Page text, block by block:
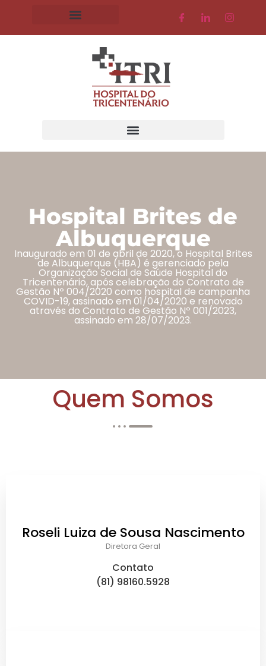
Hospital Brites de
Albuquerque
Inaugurado em 01 de abril de 2020, o Hospital Brites
de Albuquerque (HBA) é gerenciado pela
Organização Social de Saúde Hospital do
Tricentenário, após celebração do Contrato de
Gestão Nº 004/2020 como hospital de campanha
COVID-19, assinado em 01/04/2020 e renovado
através do Contrato de Gestão Nº 001/2023,
assinado em 28/07/2023.
Quem Somos
Roseli Luiza de Sousa Nascimento
Diretora Geral
Contato
(81) 98160.5928